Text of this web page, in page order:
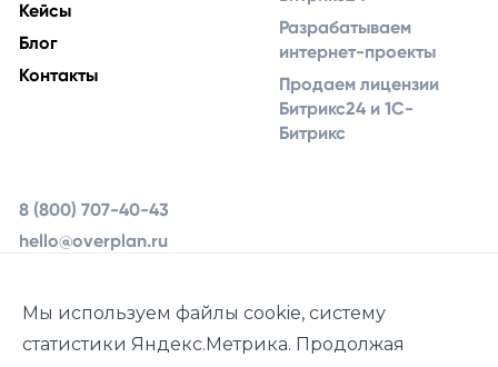
Кейсы
Блог
Контакты
Разрабатываем
интернет-проекты
Продаем лицензии
Битрикс24 и 1С-
Битрикс
8 (800) 707-40-43
hello@overplan.ru
Мы используем файлы cookie, систему
статистики Яндекс.Метрика. Продолжая